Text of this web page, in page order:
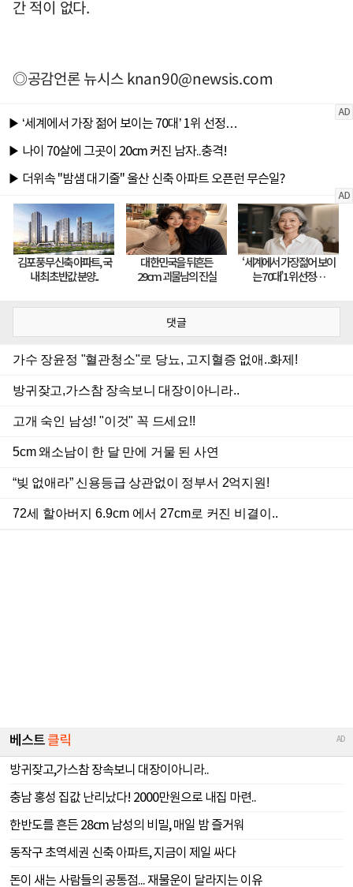
간 적이 없다.
◎공감언론 뉴시스knan90@newsis.com
댓글